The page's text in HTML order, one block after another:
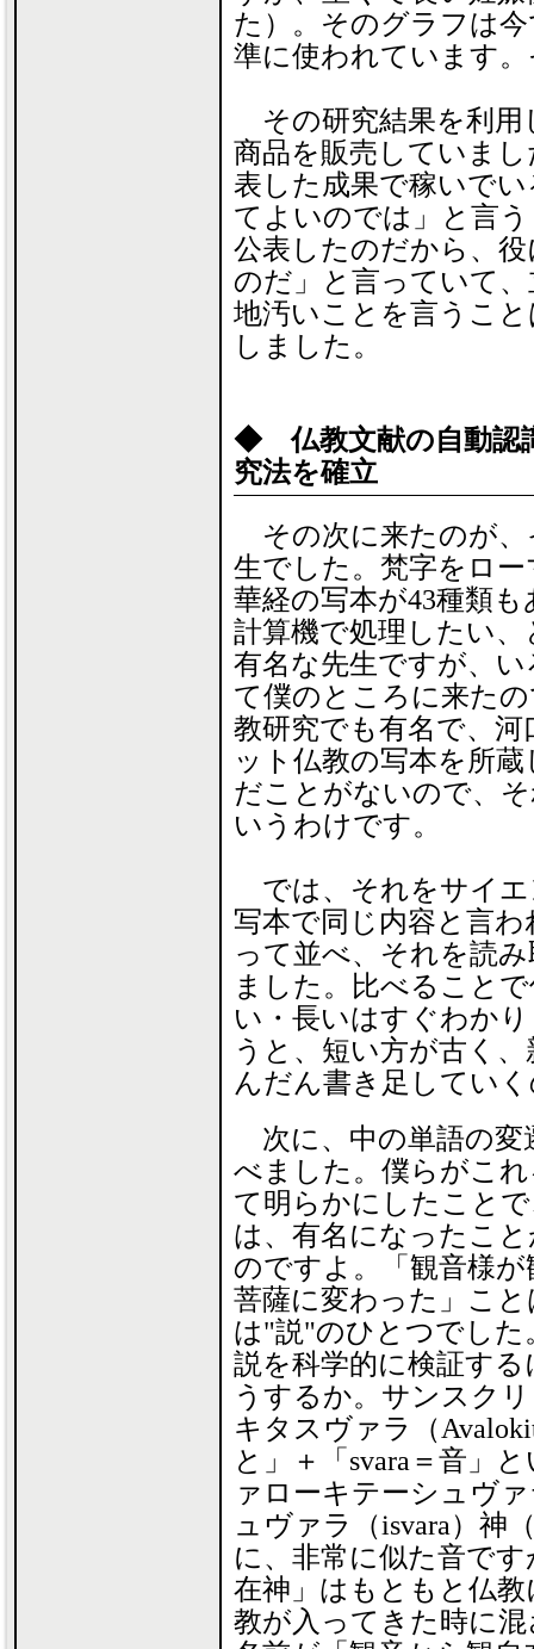
た）。そのグラフは
準に使われています
その研究結果を利用
商品を販売していま
表した成果で稼いで
てよいのでは」と言
公表したのだから、
のだ」と言っていて
地汚いことを言うこ
しました。
◆ 仏教文献の自動認
究法を確立
その次に来たのが、
生でした。梵字をロ
華経の写本が43種類
計算機で処理したい
有名な先生ですが、
て僕のところに来た
教研究でも有名で、
ット仏教の写本を所
だことがないので、
いうわけです。
では、それをサイエ
写本で同じ内容と言
って並べ、それを読
ました。比べること
い・長いはすぐわか
うと、短い方が古く
んだん書き足してい
次に、中の単語の変
べました。僕らがこ
て明らかにしたこと
は、有名になったこ
のですよ。「観音様が
菩薩に変わった」こと
は"説"のひとつでした
説を科学的に検証する
うするか。サンスク
キタスヴァラ（
と」＋「svara＝音」
ァローキテーシュヴ
ュヴァラ（isvara）神
に、非常に似た音で
在神」はもともと仏
教が入ってきた時に